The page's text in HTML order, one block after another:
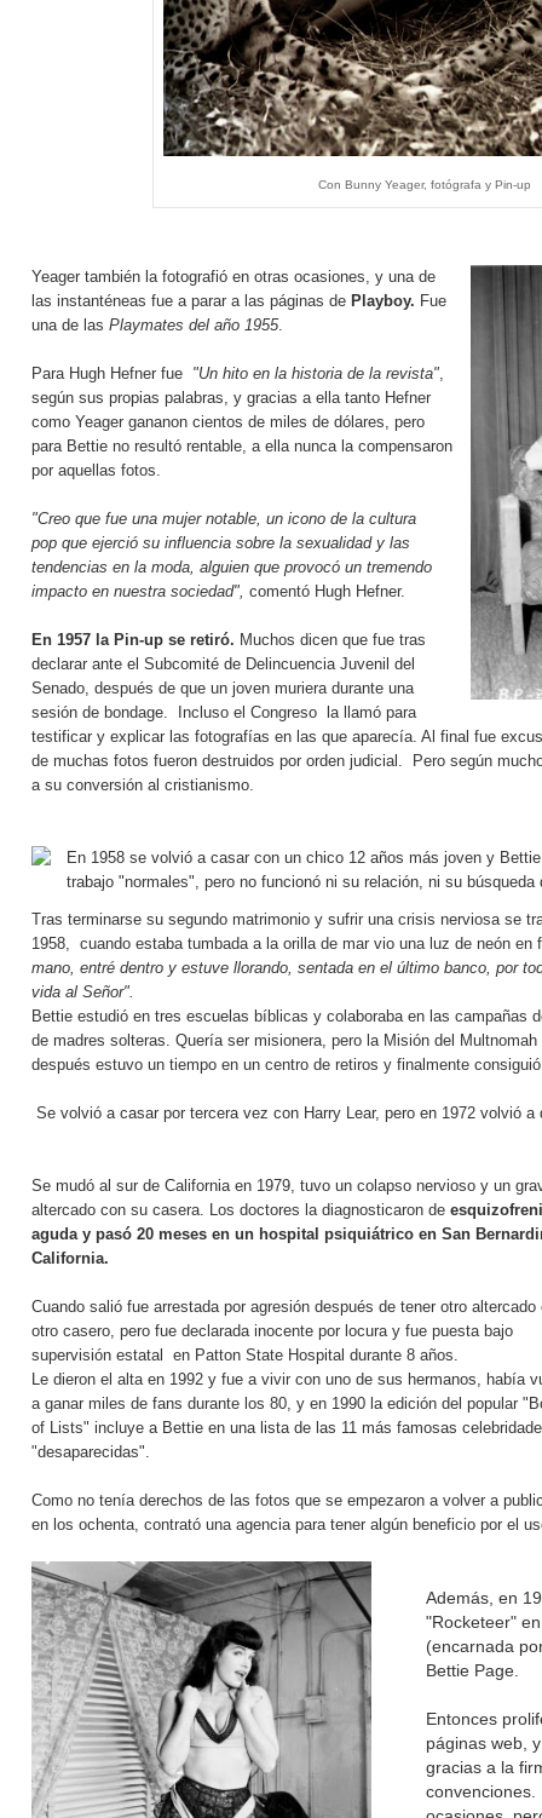
Con Bunny Yeager, fotógrafa y Pin-up
Yeager también la fotografió en otras ocasiones, y una de
las instanténeas fue a parar a las páginas de Playboy. Fue
una de las Playmates del año 1955.
Para Hugh Hefner fue "Un hito en la historia de la revista"
según sus propias palabras, y gracias a ella tanto Hefner
como Yeager gananon cientos de miles de dólares, pero
para Bettie no resultó rentable, a ella nunca la compensaron
por aquellas fotos.
"Creo que fue una mujer notable, un icono de la cultura
pop que ejerció su influencia sobre la sexualidad y las
tendencias en la moda, alguien que provocó un tremendo
impacto en nuestra sociedad", comentó Hugh Hefner.
En 1957 la Pin-up se retiró. Muchos dicen que fue tras
declarar ante el Subcomité de Delincuencia Juvenil del
Senado, después de que un joven muriera durante una
sesión de bondage. Incluso el Congreso la llamó para
testificar y explicar las fotografías en las que aparecía. Al final fue
de muchas fotos fueron destruidos por orden judicial. Pero según
a su conversión al cristianismo.
En 1958 se volvió a casar con un chico 12 años más joven y
trabajo "normales", pero no funcionó ni su relación, ni su búsqueda
Tras terminarse su segundo matrimonio y sufrir una crisis nerviosa se
1958, cuando estaba tumbada a la orilla de mar vio una luz de neón en
mano, entré dentro y estuve llorando, sentada en el último banco, por
vida al Señor".
Bettie estudió en tres escuelas bíblicas y colaboraba en las campañas
de madres solteras. Quería ser misionera, pero la Misión del
después estuvo un tiempo en un centro de retiros y finalmente
Se volvió a casar por tercera vez con Harry Lear, pero en 1972 volvió a
Se mudó al sur de California en 1979, tuvo un colapso nervioso y un
altercado con su casera. Los doctores la diagnosticaron de
aguda y pasó 20 meses en un hospital psiquiátrico en San
California.
Cuando salió fue arrestada por agresión después de tener otro altercado
otro casero, pero fue declarada inocente por locura y fue puesta bajo
supervisión estatal en Patton State Hospital durante 8 años.
Le dieron el alta en 1992 y fue a vivir con uno de sus hermanos, había
a ganar miles de fans durante los 80, y en 1990 la edición del popular
of Lists" incluye a Bettie en una lista de las 11 más famosas
"desaparecidas".
Como no tenía derechos de las fotos que se empezaron a volver a
en los ochenta, contrató una agencia para tener algún beneficio por el
Además, en
"Rocketeer"
(encarnada
Bettie Page.
Entonces
páginas web,
gracias a la
convenciones.